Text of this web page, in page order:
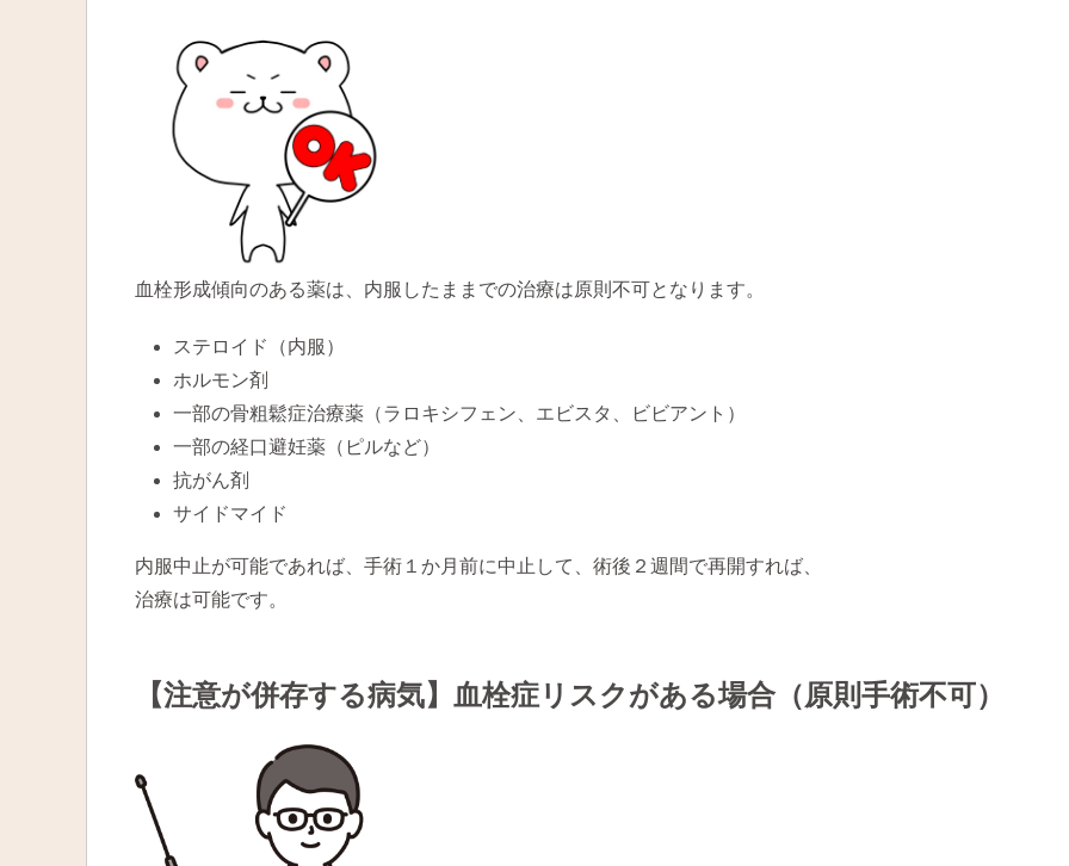
血栓形成傾向のある薬は、内服したままでの治療は原則不可となります。
ステロイド（内服）
ホルモン剤
一部の骨粗鬆症治療薬（ラロキシフェン、エビスタ、ビビアント）
一部の経口避妊薬（ピルなど）
抗がん剤
サイドマイド
内服中止が可能であれば、手術１か月前に中止して、術後２週間で再開すれば、
治療は可能です。
【注意が併存する病気】血栓症リスクがある場合（原則手術不可）